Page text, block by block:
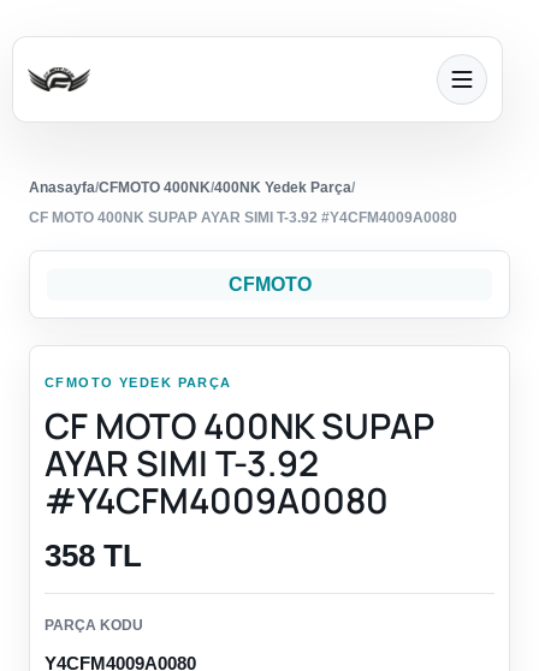
Anasayfa/CFMOTO 400NK/400NK Yedek Parça/
CF MOTO 400NK SUPAP AYAR SIMI T-3.92 #Y4CFM4009A0080
CFMOTO
CFMOTO YEDEK PARÇA
CF MOTO 400NK SUPAP
AYAR SIMI T-3.92
#Y4CFM4009A0080
358 TL
PARÇA KODU
Y4CFM4009A0080